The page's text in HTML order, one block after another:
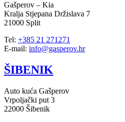
Gašperov – Kia
Kralja Stjepana Držislava 7
21000 Split
Tel: +385 21 271271
E-mail: info@gasperov.hr
ŠIBENIK
Auto kuća Gašperov
Vrpoljački put 3
22000 Šibenik